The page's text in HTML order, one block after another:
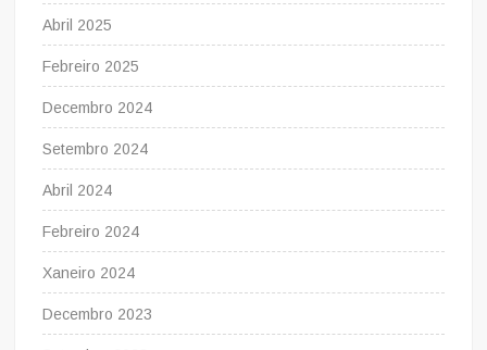
Abril 2025
Febreiro 2025
Decembro 2024
Setembro 2024
Abril 2024
Febreiro 2024
Xaneiro 2024
Decembro 2023